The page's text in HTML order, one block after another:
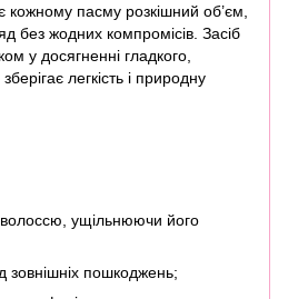
кожному пасму розкішний об’єм,
без жодних компромісів. Засіб
у досягненні гладкого,
легкість і природну
ущільнюючи його
зовнішніх пошкоджень;